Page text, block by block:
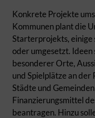
Konkrete Projekte
Kommunen plant die
Starterprojekts, einige
oder umgesetzt.
besonderer Orte,
und Spielplätze an der
Städte und
Finanzierungsmittel
beantragen. Hinzu